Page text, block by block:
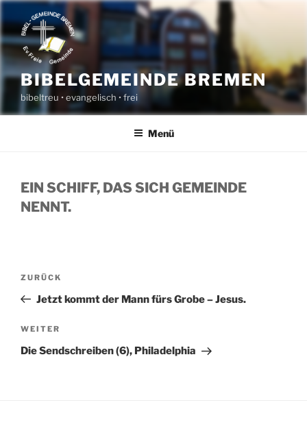
Inhalt
springen
BIBELGEMEINDE BREMEN
bibeltreu • evangelisch • frei
Menü
EIN SCHIFF, DAS SICH GEMEINDE
NENNT.
BEITRAGSNAVIGATION
Vorheriger
Beitrag
ZURÜCK
Jetzt kommt der Mann fürs Grobe – Jesus.
Nächster
Beitrag
WEITER
Die Sendschreiben (6), Philadelphia